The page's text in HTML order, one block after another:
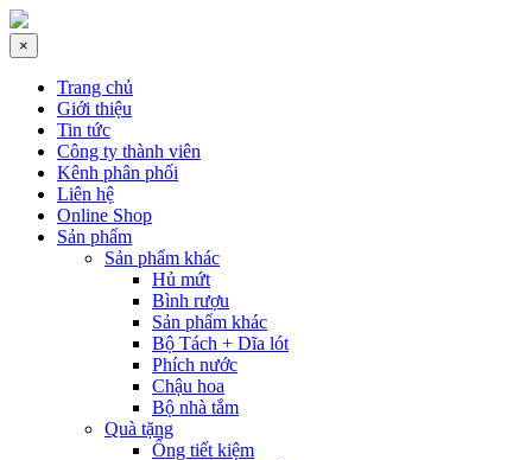
×
Trang chủ
Giới thiệu
Tin tức
Công ty thành viên
Kênh phân phối
Liên hệ
Online Shop
Sản phẩm
Sản phẩm khác
Hủ mứt
Bình rượu
Sản phẩm khác
Bộ Tách + Dĩa lót
Phích nước
Chậu hoa
Bộ nhà tắm
Quà tặng
Ống tiết kiệm